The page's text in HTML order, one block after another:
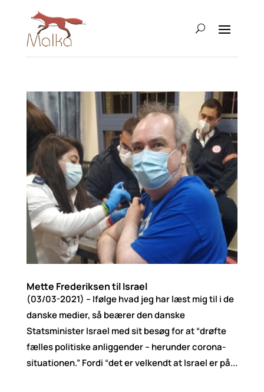
Mette Frederiksen til Israel
(03/03-2021) – Ifølge hvad jeg har læst mig til i de
danske medier, så beærer den danske
Statsminister Israel med sit besøg for at “drøfte
fælles politiske anliggender – herunder corona-
situationen.” Fordi “det er velkendt at Israel er på...